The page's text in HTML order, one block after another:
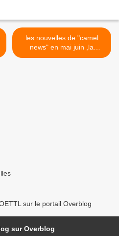
les nouvelles de "camel
news" en mai juin ,la
fédération sur tous les
sur le portail Overblog
sur Overblog